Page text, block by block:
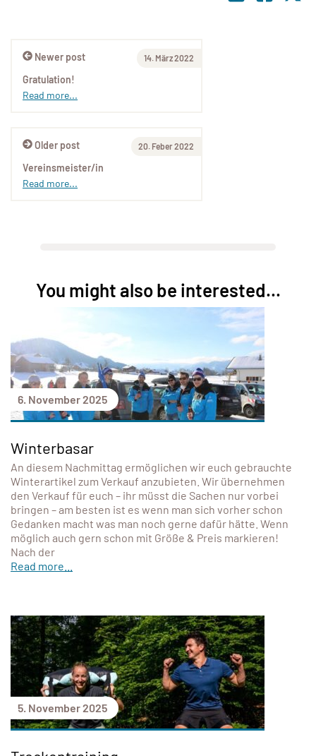
Older post 20. Feber 2022
Vereinsmeister/in
Read more...
Newer post 14. März 2022
Gratulation!
Read more...
You might also be interested...
6. November 2025
Winterbasar
An diesem Nachmittag ermöglichen wir euch gebrauchte
Winterartikel zum Verkauf anzubieten. Wir übernehmen
den Verkauf für euch – ihr müsst die Sachen nur vorbei
bringen – am besten ist es wenn man sich vorher schon
Gedanken macht was man noch gerne dafür hätte. Wenn
möglich auch gern schon mit Größe & Preis markieren!
Nach der
Read more...
5. November 2025